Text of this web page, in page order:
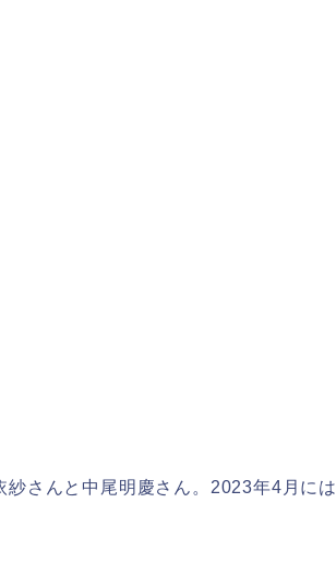
さんと中尾明慶さん。2023年4月には